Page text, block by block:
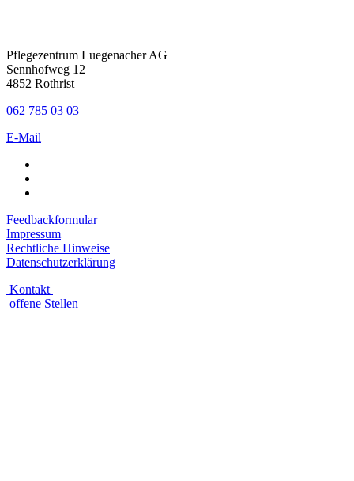
Pflegezentrum Luegenacher AG
Sennhofweg 12
4852 Rothrist
062 785 03 03
E-Mail
Feedbackformular
Impressum
Rechtliche Hinweise
Datenschutzerklärung
Kontakt
offene Stellen